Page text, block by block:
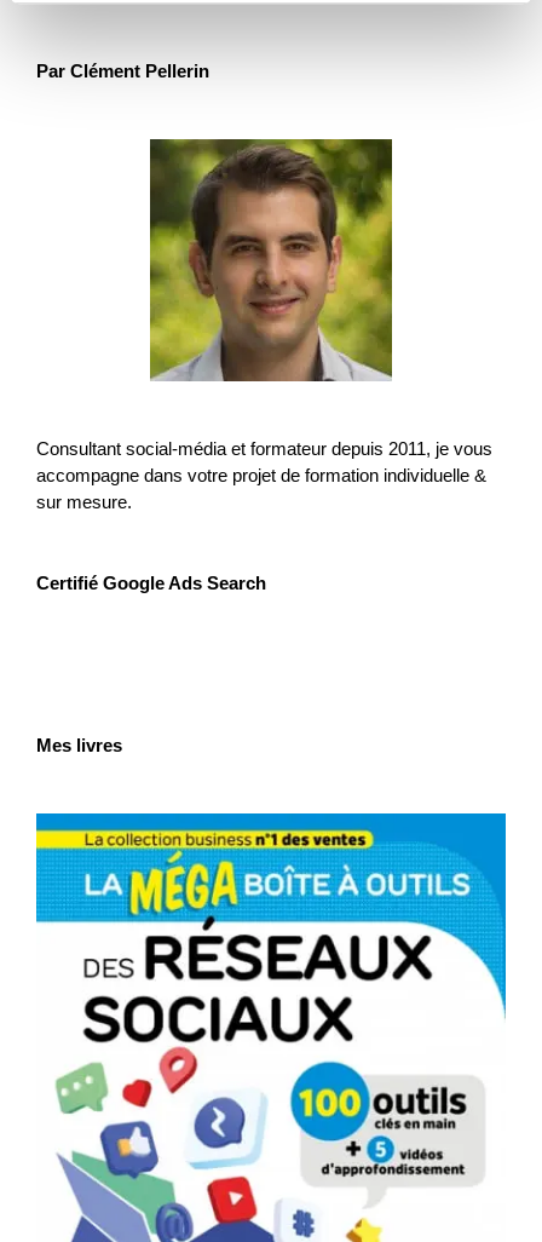
Par Clément Pellerin
Consultant social-média et formateur depuis 2011, je vous
accompagne dans votre projet de formation individuelle &
sur mesure.
Certifié Google Ads Search
Mes livres